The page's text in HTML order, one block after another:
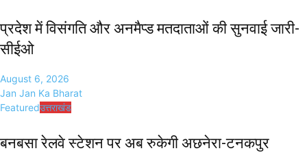
प्रदेश में विसंगति और अनमैप्ड मतदाताओं की सुनवाई जारी-
सीईओ
August 6, 2026
Jan Jan Ka Bharat
Featuredउत्तराखंड
बनबसा रेलवे स्टेशन पर अब रुकेगी अछनेरा-टनकपुर